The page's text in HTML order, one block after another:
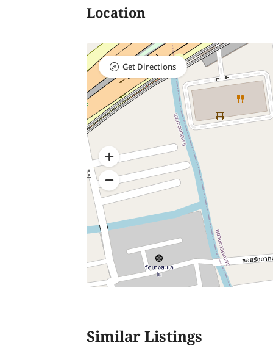
Location
Get Directions
Similar Listings